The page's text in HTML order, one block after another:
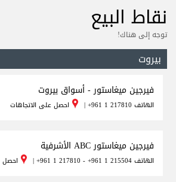
نقاط البيع
توجه إلى هناك!
بيروت
فيرجين ميغاستور - أسواق بيروت
الهاتف +961 1 217810
| احصل على الاتجاهات
فيرجين ميغاستور ABC الأشرفية
الهاتف+961 1 217810 - +961 1 215504
| احصل